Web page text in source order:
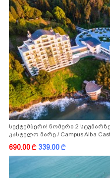
სექტემბერი! ნომერი 2
კასტელო მარე / Campus Alba
-სგან!
690.00k 339.00k